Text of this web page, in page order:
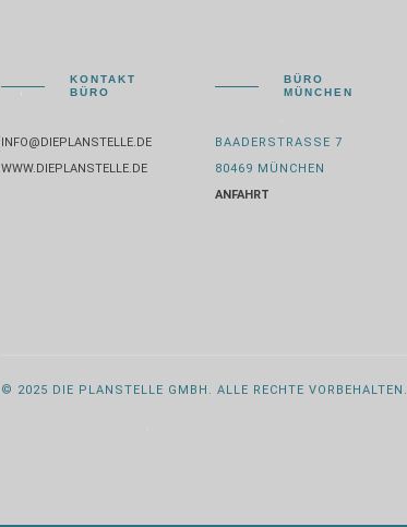
KONTAKT
BÜRO
INFO@DIEPLANSTELLE.DE
WWW.DIEPLANSTELLE.DE
BÜRO
MÜNCHEN
BAADERSTRASSE 7
80469 MÜNCHEN
ANFAHRT
© 2025 DIE PLANSTELLE GMBH. ALLE RECHTE VORBEHALTEN.